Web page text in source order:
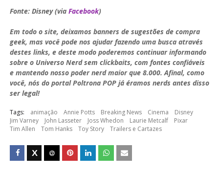
Fonte: Disney (via Facebook)
Em todo o site, deixamos banners de sugestões de compra
geek, mas você pode nos ajudar fazendo uma busca através
destes links, e deste modo poderemos continuar informando
sobre o Universo Nerd sem clickbaits, com fontes confiáveis
e mantendo nosso poder nerd maior que 8.000. Afinal, como
você, nós do portal Poltrona POP já éramos nerds antes disso
ser legal!
Tags: animação Annie Potts Breaking News Cinema
Disney
Jim Varney
John Lasseter Joss Whedon Laurie Metcalf
Pixar
Tim Allen
Tom Hanks Toy Story Trailers e Cartazes